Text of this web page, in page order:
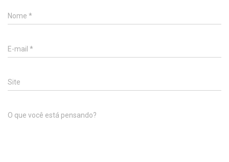
Nome *
E-mail *
Site
O que você está pensando?